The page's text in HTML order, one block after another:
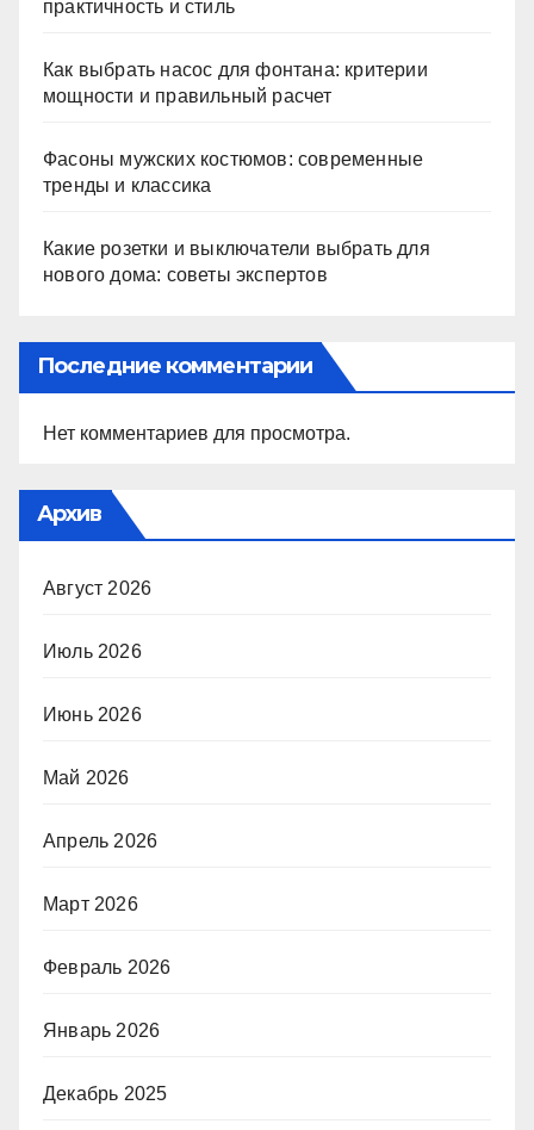
практичность и стиль
Как выбрать насос для фонтана: критерии
мощности и правильный расчет
Фасоны мужских костюмов: современные
тренды и классика
Какие розетки и выключатели выбрать для
нового дома: советы экспертов
Последние комментарии
Нет комментариев для просмотра.
Архив
Август 2026
Июль 2026
Июнь 2026
Май 2026
Апрель 2026
Март 2026
Февраль 2026
Январь 2026
Декабрь 2025